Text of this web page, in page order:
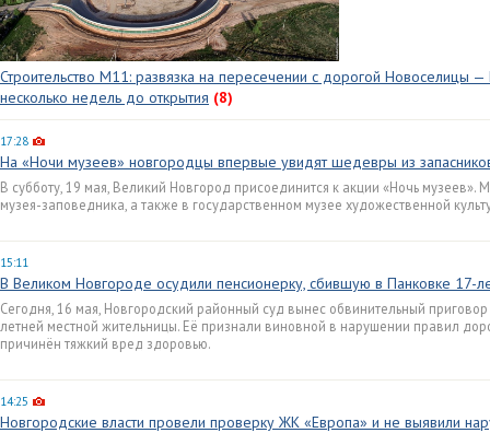
Строительство М11: развязка на пересечении с дорогой Новоселицы
несколько недель до открытия (8)
17:28
На «Ночи музеев» новгородцы впервые увидят шедевры из
В субботу, 19 мая, Великий Новгород присоединится к акции «Ночь музеев».
музея-заповедника, а также в государственном музее художественной
15:11
В Великом Новгороде осудили пенсионерку, сбившую в Панковке 17-
Сегодня, 16 мая, Новгородский районный суд вынес обвинительный
летней местной жительницы. Её признали виновной в нарушении правил
причинён тяжкий вред здоровью.
14:25
Новгородские власти провели проверку ЖК «Европа» и не выявили